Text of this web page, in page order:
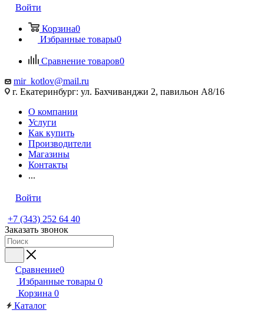
Войти
Корзина0
Избранные товары0
Сравнение товаров0
mir_kotlov@mail.ru
г. Екатеринбург: ул. Бахчиванджи 2, павильон А8/16
О компании
Услуги
Как купить
Производители
Магазины
Контакты
...
Войти
+7 (343) 252 64 40
Заказать звонок
Сравнение0
Избранные товары 0
Корзина 0
Каталог